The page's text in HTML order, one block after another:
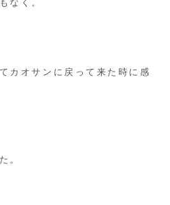
なく。
カオサンに戻って来た時に感
。